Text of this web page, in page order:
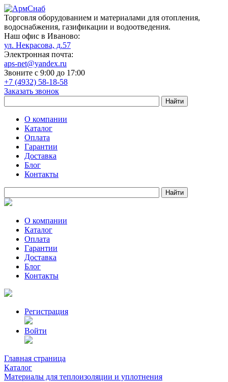
Торговля оборудованием и материалами для отопления,
водоснабжения, газификации и водоотведения.
Наш офис в Иваново:
ул. Некрасова, д.57
Электронная почта:
aps-net@yandex.ru
Звоните с 9:00 до 17:00
+7 (4932) 58-18-58
Заказать звонок
О компании
Каталог
Оплата
Гарантии
Доставка
Блог
Контакты
О компании
Каталог
Оплата
Гарантии
Доставка
Блог
Контакты
Регистрация
Войти
Главная страница
Каталог
Материалы для теплоизоляции и уплотнения